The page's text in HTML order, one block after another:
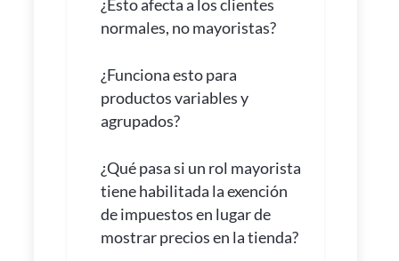
¿Esto afecta a los clientes
normales, no mayoristas?
¿Funciona esto para
productos variables y
agrupados?
¿Qué pasa si un rol mayorista
tiene habilitada la exención
de impuestos en lugar de
mostrar precios en la tienda?